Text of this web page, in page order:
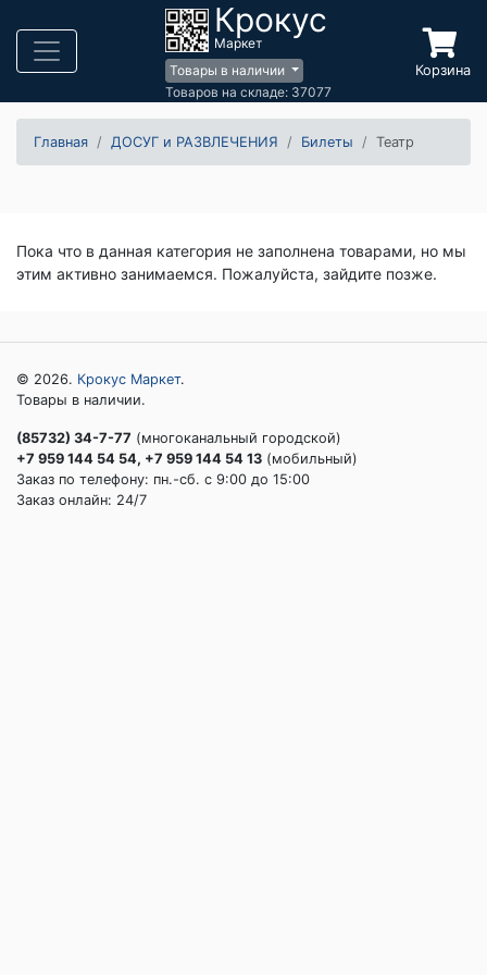
Крокус
Маркет
Товары в наличии
Товаров на складе: 37077
Корзина
Главная ДОСУГ и РАЗВЛЕЧЕНИЯ Билеты Театр
Пока что в данная категория не заполнена товарами, но мы
этим активно занимаемся. Пожалуйста, зайдите позже.
© 2026. Крокус Маркет.
Товары в наличии.
(85732) 34-7-77 (многоканальный городской)
+7 959 144 54 54, +7 959 144 54 13 (мобильный)
Заказ по телефону: пн.-сб. c 9:00 до 15:00
Заказ онлайн: 24/7